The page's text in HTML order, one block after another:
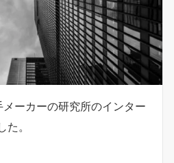
ーカーの研究所のインター
。